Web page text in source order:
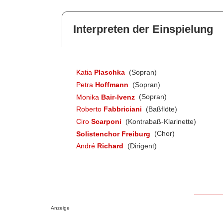
Interpreten der Einspielung
Katia Plaschka (Sopran)
Petra Hoffmann
(Sopran)
Monika Bair-Ivenz (Sopran)
Roberto Fabbriciani
(Baßflöte)
Ciro Scarponi
(Kontrabaß-Klarinette)
Solistenchor Freiburg
(Chor)
André Richard (Dirigent)
Anzeige